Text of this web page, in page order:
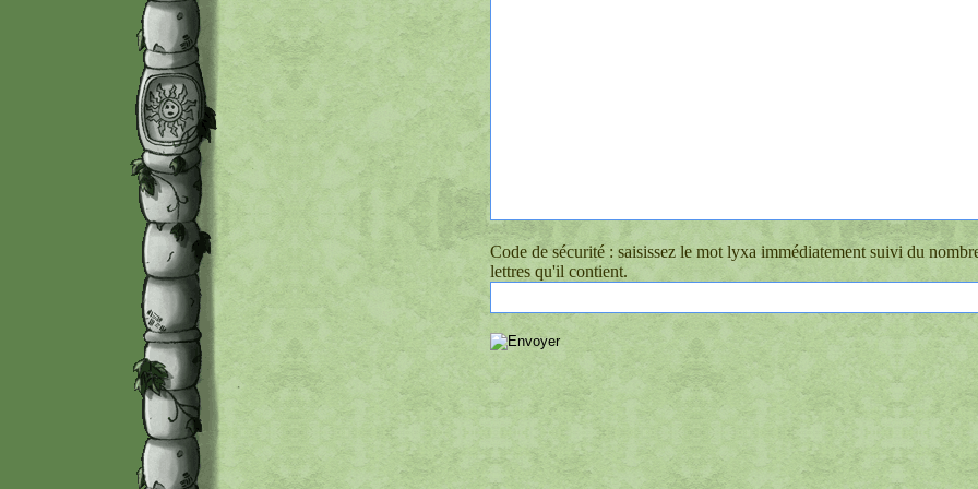
Code de sécurité : saisissez le mot lyxa immédiatement suivi du
lettres qu'il contient.